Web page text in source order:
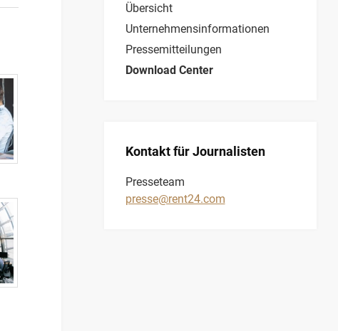
Übersicht
Unternehmensinformationen
Pressemitteilungen
Download Center
Kontakt für Journalisten
Presseteam
presse@rent24.com